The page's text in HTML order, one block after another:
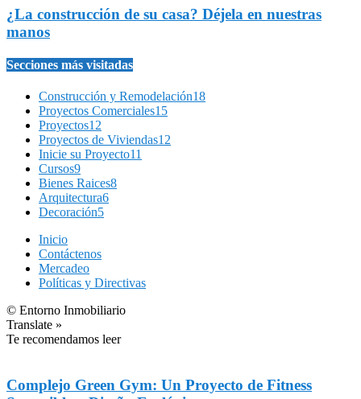
¿La construcción de su casa? Déjela en nuestras
manos
Secciones más visitadas
Construcción y Remodelación18
Proyectos Comerciales15
Proyectos12
Proyectos de Viviendas12
Inicie su Proyecto11
Cursos9
Bienes Raices8
Arquitectura6
Decoración5
Inicio
Contáctenos
Mercadeo
Políticas y Directivas
© Entorno Inmobiliario
Translate »
Te recomendamos leer
Complejo Green Gym: Un Proyecto de Fitness